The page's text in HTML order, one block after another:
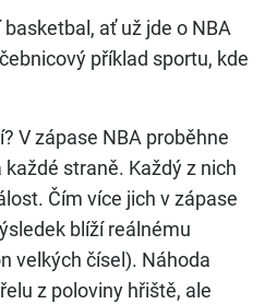
ať už jde o NBA
příklad sportu, kde
V zápase NBA proběhne
straně. Každý z nich
Čím více jich v zápase
blíží reálnému
velkých čísel). Náhoda
z poloviny hřiště, ale